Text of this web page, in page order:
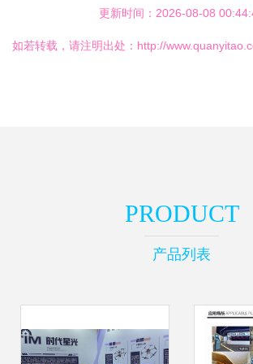
更新时间：2026-08-08
如若转载，请注明出处：http://
PRODUCT
产品列表